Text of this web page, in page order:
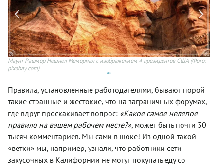
Маунт Рашмор Нешнел Мемориал с изображением 4 президентов США (Фото:
pixabay.com)
Правила, установленные работодателями, бывают порой
такие странные и жестокие, что на заграничных форумах,
где вдруг проскакивает вопрос: «Какое самое нелепое
правило на вашем рабочем месте?», может быть почти 30
тысяч комментариев. Мы сами в шоке! Из одной такой
«ветки» мы, например, узнали, что работники сети
закусочных в Калифорнии не могут покупать еду со